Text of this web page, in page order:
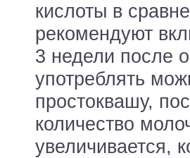
кислоты в
рекомендуют
3 недели после
употреблять
простоквашу,
количество
увеличивается,